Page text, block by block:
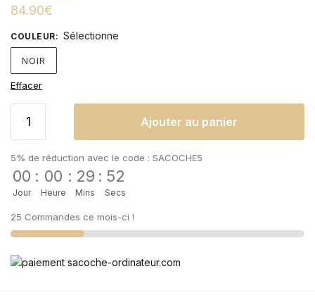
84.90€
COULEUR: Sélectionne
NOIR
Effacer
Ajouter au panier
5% de réduction avec le code : SACOCHE5
00
Jour
: 00
Heure
: 29
Mins
: 52
Secs
25 Commandes ce mois-ci !